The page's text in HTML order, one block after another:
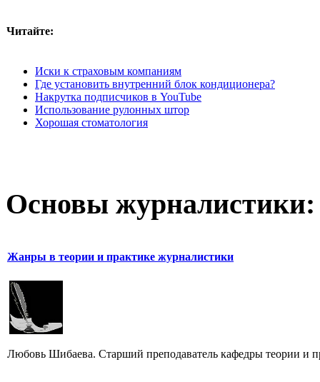
Читайте:
Иски к страховым компаниям
Где установить внутренний блок кондиционера?
Накрутка подписчиков в YouTube
Использование рулонных штор
Хорошая стоматология
Основы журналистики:
Жанры в теории и практике журналистики
Любовь Шибаева. Старший преподаватель кафедры теории и